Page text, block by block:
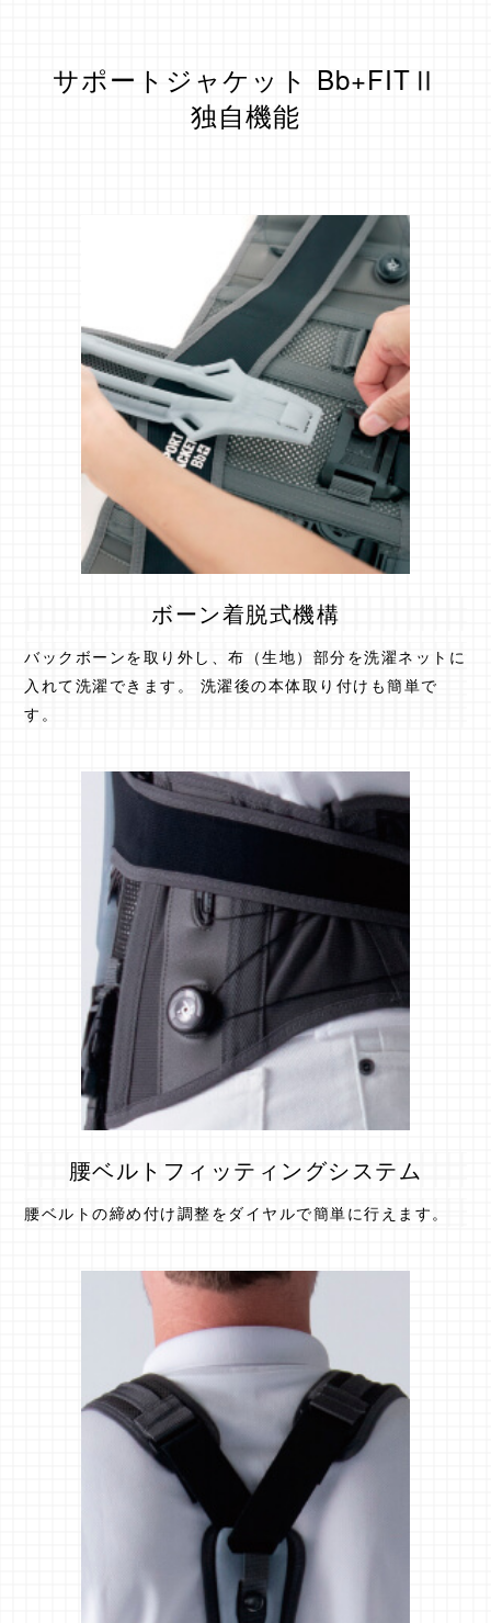
サポートジャケット Bb+FITⅡ
独自機能
ボーン着脱式機構
バックボーンを取り外し、布（生地）部分を洗濯ネットに
入れて洗濯できます。 洗濯後の本体取り付けも簡単で
す。
腰ベルトフィッティングシステム
腰ベルトの締め付け調整をダイヤルで簡単に行えます。